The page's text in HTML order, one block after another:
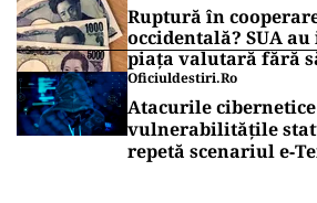
Ruptură în
occidentală? SUA
piața valutară fără
Oficiuldestiri.ro
Atacurile
vulnerabilitățile
repetă scenariul